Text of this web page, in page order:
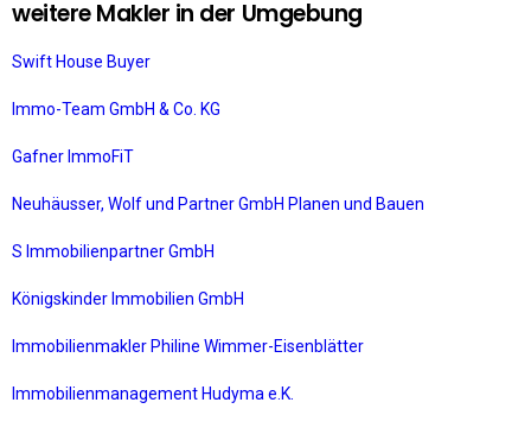
weitere Makler in der Umgebung
Swift House Buyer
Immo-Team GmbH & Co. KG
Gafner ImmoFiT
Neuhäusser, Wolf und Partner GmbH Planen und Bauen
S Immobilienpartner GmbH
Königskinder Immobilien GmbH
Immobilienmakler Philine Wimmer-Eisenblätter
Immobilienmanagement Hudyma e.K.